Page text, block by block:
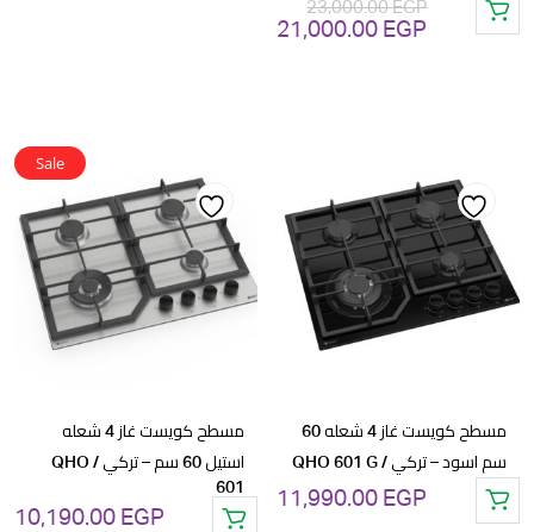
23,000.00EGP
السعر21,000.00 EGP
السعر
مسطح كويست غاز 4 شعله 60
سم اسود – تركي / QHO 601 G
11,990.00 EGP
Add
to
wishlist
Sale
مسطح كويست غاز 4 شعله
استيل 60 سم – تركي / QHO
601
10,190.00 EGP
Add
to
wishlist